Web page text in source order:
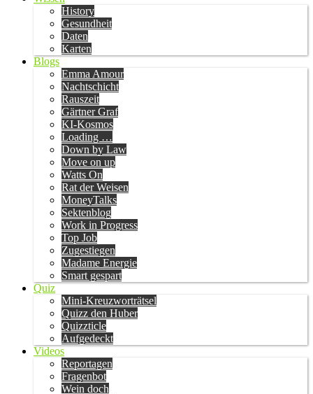
History
Gesundheit
Daten
Karten
Blogs
Emma Amour
Nachtschicht
Rauszeit
Gärtner Graf
KI-Kosmos
Loading …
Down by Law
Move on up
Watts On
Rat der Weisen
MoneyTalks
Sektenblog
Work in Progress
Top Job
Zugestiegen
Madame Energie
Smart gespart
Quiz
Mini-Kreuzworträtsel
Quizz den Huber
Quizzticle
Aufgedeckt
Videos
Reportagen
Fragenbot
Wein doch